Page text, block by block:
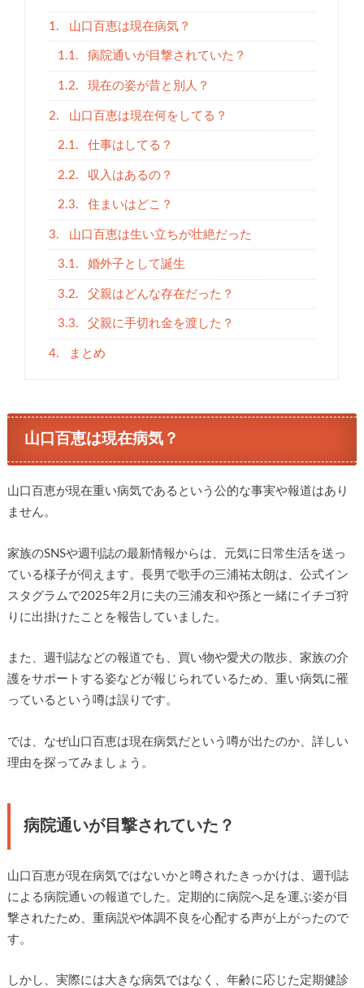
1. 山口百恵は現在病気？
1.1. 病院通いが目撃されていた？
1.2. 現在の姿が昔と別人？
2. 山口百恵は現在何をしてる？
2.1. 仕事はしてる？
2.2. 収入はあるの？
2.3. 住まいはどこ？
3. 山口百恵は生い立ちが壮絶だった
3.1. 婚外子として誕生
3.2. 父親はどんな存在だった？
3.3. 父親に手切れ金を渡した？
4. まとめ
山口百恵は現在病気？
山口百恵が現在重い病気であるという公的な事実や報道はあり
ません。
家族のSNSや週刊誌の最新情報からは、元気に日常生活を送っ
ている様子が伺えます。長男で歌手の三浦祐太朗は、公式イン
スタグラムで2025年2月に夫の三浦友和や孫と一緒にイチゴ狩
りに出掛けたことを報告していました。
また、週刊誌などの報道でも、買い物や愛犬の散歩、家族の介
護をサポートする姿などが報じられているため、重い病気に罹
っているという噂は誤りです。
では、なぜ山口百恵は現在病気だという噂が出たのか、詳しい
理由を探ってみましょう。
病院通いが目撃されていた？
山口百恵が現在病気ではないかと噂されたきっかけは、週刊誌
による病院通いの報道でした。定期的に病院へ足を運ぶ姿が目
撃されたため、重病説や体調不良を心配する声が上がったので
す。
しかし、実際には大きな病気ではなく、年齢に応じた定期健診